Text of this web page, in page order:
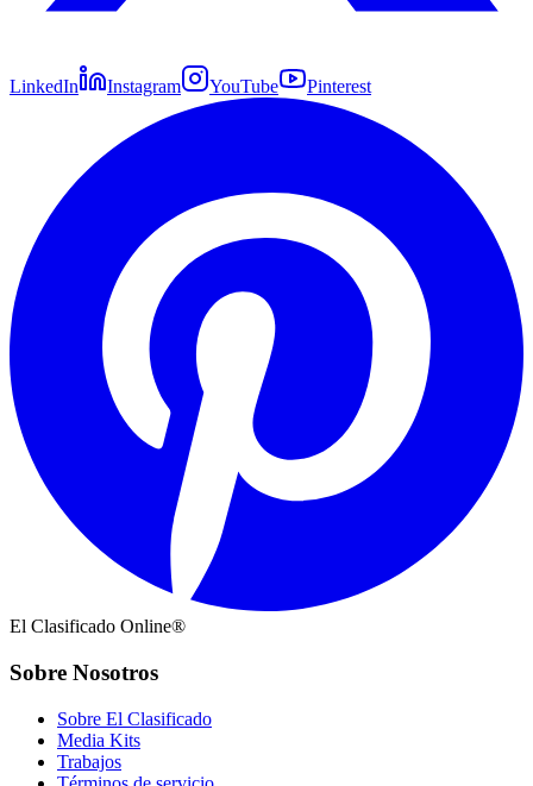
LinkedIn Instagram YouTube Pinterest
El Clasificado Online®
Sobre Nosotros
Sobre El Clasificado
Media Kits
Trabajos